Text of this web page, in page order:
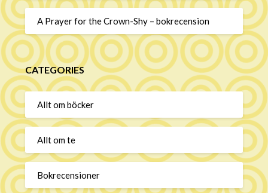
A Prayer for the Crown-Shy – bokrecension
CATEGORIES
Allt om böcker
Allt om te
Bokrecensioner